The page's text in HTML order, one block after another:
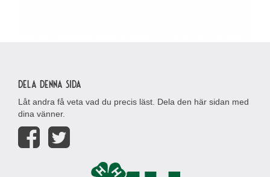
Dela denna sida
Låt andra få veta vad du precis läst. Dela den här sidan med
dina vänner.